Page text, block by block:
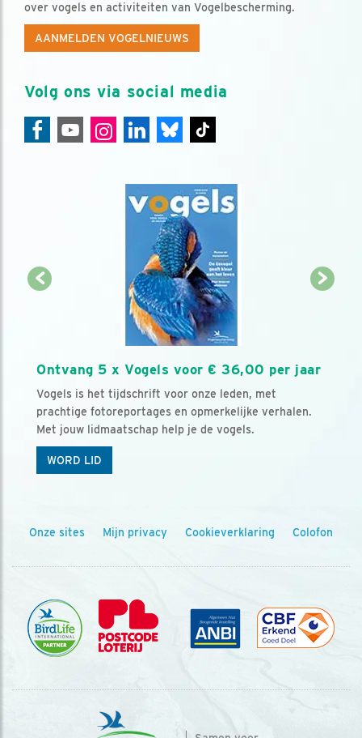
over vogels en activiteiten van Vogelbescherming.
AANMELDEN VOGELNIEUWS
Volg ons via social media
Ontvang 5 x Vogels voor € 36,00 per jaar
Vogels is het tijdschrift voor onze leden, met
prachtige fotoreportages en opmerkelijke verhalen.
Met jouw lidmaatschap help je de vogels.
WORD LID
Onze sites Mijn privacy Cookieverklaring Colofon